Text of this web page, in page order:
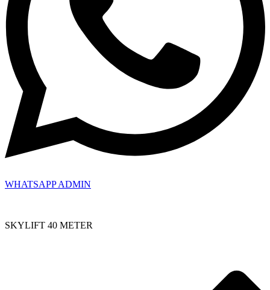
WHATSAPP ADMIN
SKYLIFT 40 METER